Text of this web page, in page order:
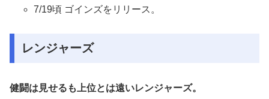
7/19頃 ゴインズをリリース。
レンジャーズ
健闘は見せるも上位とは遠いレンジャーズ。